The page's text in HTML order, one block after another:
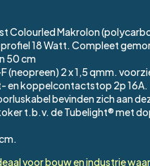
Colourled Makrolon
profiel 18 Watt. Compleet
50 cm
(neopreen) 2 x 1,5 qmm.
en koppelcontactstop 2p 16A.
bevinden zich aan
t.b.v. de Tubelight® met
voor bouw en industrie